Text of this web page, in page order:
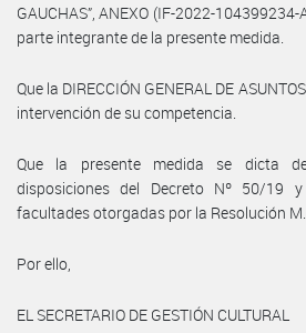
GAUCHAS”, ANEXO (IF-2022-
parte integrante de la presente medida.
Que la DIRECCIÓN GENERAL DE
intervención de su competencia.
Que la presente medida se dicta
disposiciones del Decreto Nº 50/19
facultades otorgadas por la Resolución
Por ello,
EL SECRETARIO DE GESTIÓN CULTURAL